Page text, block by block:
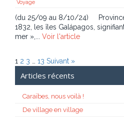
Voyage
(du 25/09 au 8/10/24) Province
1832, les îles Galápagos,
mer »,... Voir l'article
1 2 3 13 Suivant »
Articles récents
Caraïbes, nous voilà !
De village en village